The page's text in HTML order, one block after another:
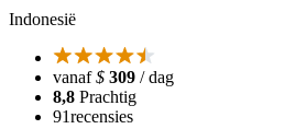
Indonesië
vanaf$ 309 / dag
8,8 Prachtig
91recensies